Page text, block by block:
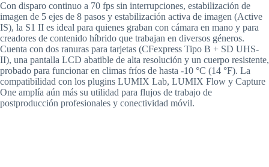
Con disparo continuo a 70 fps sin interrupciones, estabilización de
imagen de 5 ejes de 8 pasos y estabilización activa de imagen (Active
IS), la S1 II es ideal para quienes graban con cámara en mano y para
creadores de contenido híbrido que trabajan en diversos géneros.
Cuenta con dos ranuras para tarjetas (CFexpress Tipo B + SD UHS-
II), una pantalla LCD abatible de alta resolución y un cuerpo resistente,
probado para funcionar en climas fríos de hasta -10 °C (14 °F). La
compatibilidad con los plugins LUMIX Lab, LUMIX Flow y Capture
One amplía aún más su utilidad para flujos de trabajo de
postproducción profesionales y conectividad móvil.